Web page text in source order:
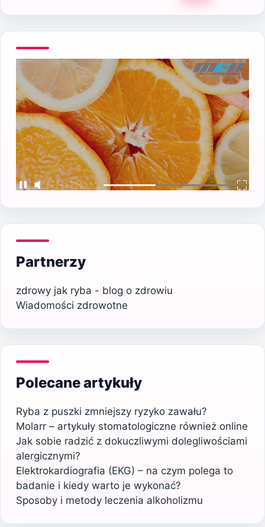
Partnerzy
zdrowy jak ryba - blog o zdrowiu
Wiadomości zdrowotne
Polecane artykuły
Ryba z puszki zmniejszy ryzyko zawału?
Molarr – artykuły stomatologiczne również online
Jak sobie radzić z dokuczliwymi dolegliwościami
alergicznymi?
Elektrokardiografia (EKG) – na czym polega to
badanie i kiedy warto je wykonać?
Sposoby i metody leczenia alkoholizmu